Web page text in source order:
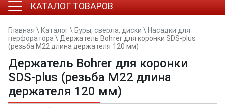
КАТАЛОГ ТОВАРОВ
Главная \ Каталог\ Буры, сверла, диски \ Насадки для
перфоратора \ Держатель Bohrer для коронки SDS-plus
(резьба M22 длина держателя 120 мм)
Держатель Bohrer для коронки
SDS-plus (резьба M22 длина
держателя 120 мм)